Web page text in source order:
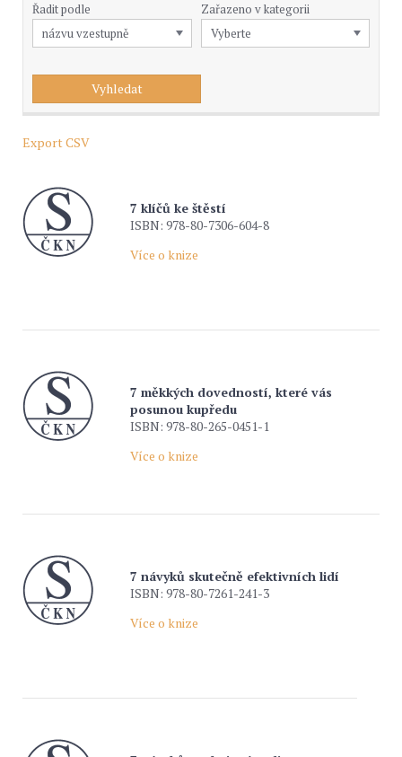
Řadit podle Zařazeno v kategorii
Export CSV
7 klíčů ke štěstí
ISBN: 978-80-7306-604-8
Více o knize
7 měkkých dovedností, které vás
posunou kupředu
ISBN: 978-80-265-0451-1
Více o knize
7 návyků skutečně efektivních lidí
ISBN: 978-80-7261-241-3
Více o knize